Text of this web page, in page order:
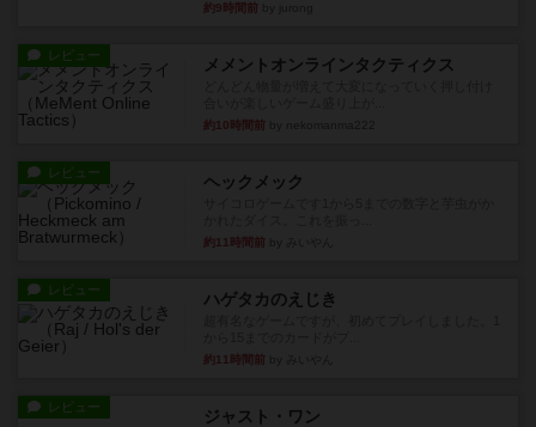
約9時間前
レビュー メメントオンラインタクティクス
約10時間前
レビュー ヘックメック
約11時間前
レビュー ハゲタカのえじき
約11時間前
レビュー ジャスト・ワン